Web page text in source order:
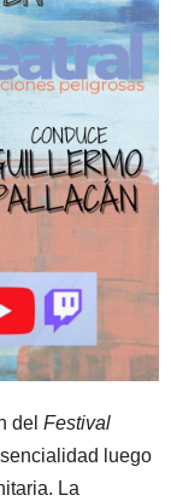
del Festival
luego
La